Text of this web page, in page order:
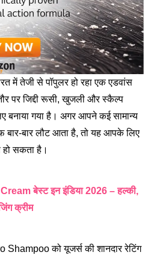
में तेजी से पॉपुलर हो रहा एक एडवांस
पर जिद्दी रूसी, खुजली और स्कैल्प
बनाया गया है। अगर आपने कई सामान्य
बार लौट आता है, तो यह आपके लिए
सकता है।
बेस्ट इन इंडिया 2026 – हल्की,
क्रीम
को यूजर्स की शानदार रेटिंग